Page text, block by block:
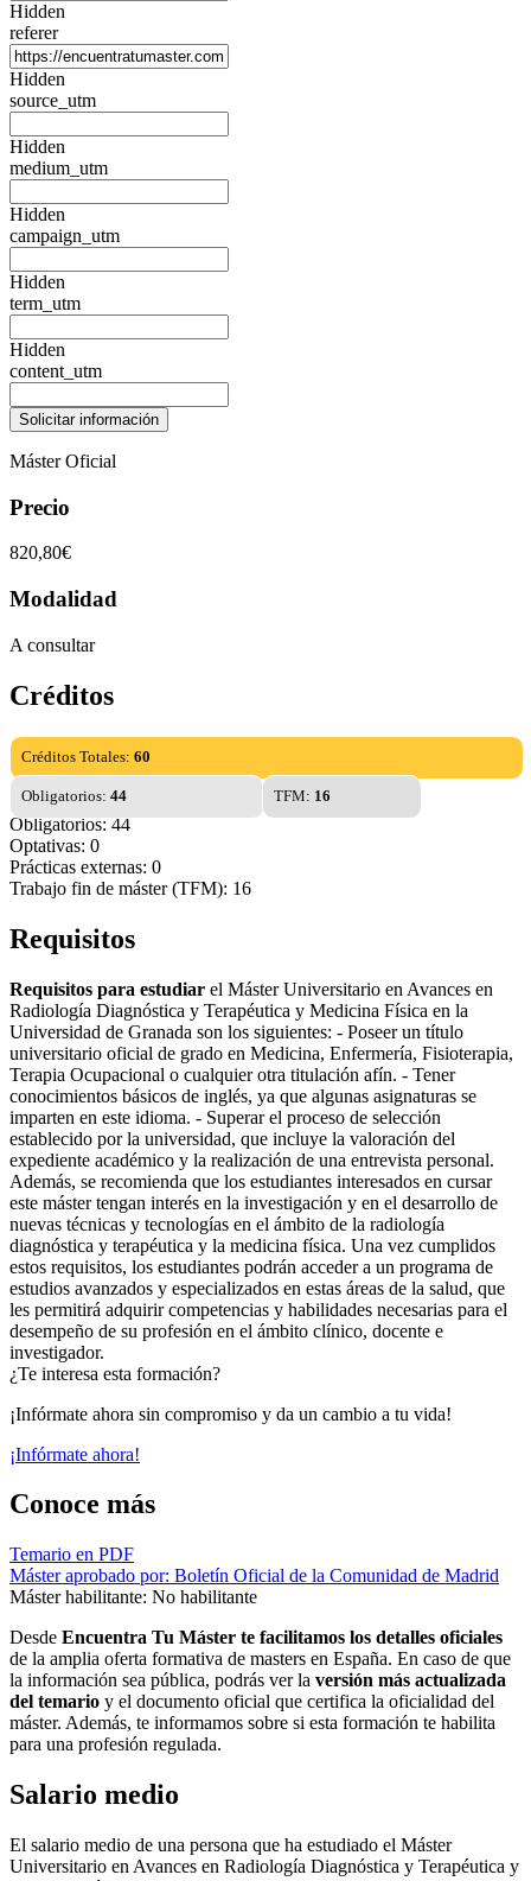
Hidden
referer
Hidden
source_utm
Hidden
medium_utm
Hidden
campaign_utm
Hidden
term_utm
Hidden
content_utm
Máster Oficial
Precio
820,80€
Modalidad
A consultar
Créditos
Créditos Totales: 60
Obligatorios: 44 TFM: 16
Obligatorios: 44
Optativas: 0
Prácticas externas: 0
Trabajo fin de máster (TFM): 16
Requisitos
Requisitos para estudiar el Máster Universitario en Avances en
Radiología Diagnóstica y Terapéutica y Medicina Física en la
Universidad de Granada son los siguientes: - Poseer un título
universitario oficial de grado en Medicina, Enfermería, Fisioterapia,
Terapia Ocupacional o cualquier otra titulación afín. - Tener
conocimientos básicos de inglés, ya que algunas asignaturas se
imparten en este idioma. - Superar el proceso de selección
establecido por la universidad, que incluye la valoración del
expediente académico y la realización de una entrevista personal.
Además, se recomienda que los estudiantes interesados en cursar
este máster tengan interés en la investigación y en el desarrollo de
nuevas técnicas y tecnologías en el ámbito de la radiología
diagnóstica y terapéutica y la medicina física. Una vez cumplidos
estos requisitos, los estudiantes podrán acceder a un programa de
estudios avanzados y especializados en estas áreas de la salud, que
les permitirá adquirir competencias y habilidades necesarias para el
desempeño de su profesión en el ámbito clínico, docente e
investigador.
¿Te interesa esta formación?
¡Infórmate ahora sin compromiso y da un cambio a tu vida!
¡Infórmate ahora!
Conoce más
Temario en PDF
Máster aprobado por: Boletín Oficial de la Comunidad de Madrid
Máster habilitante: No habilitante
Desde Encuentra Tu Máster te facilitamos los detalles oficiales
de la amplia oferta formativa de masters en España. En caso de que
la información sea pública, podrás ver la versión más actualizada
del temario y el documento oficial que certifica la oficialidad del
máster. Además, te informamos sobre si esta formación te habilita
para una profesión regulada.
Salario medio
El salario medio de una persona que ha estudiado el Máster
Universitario en Avances en Radiología Diagnóstica y Terapéutica y